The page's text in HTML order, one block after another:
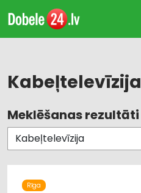
Kabeļtelevīzija
Visas nozares
Tūrisms un ceļojumi
Meklēšanas rezultāti
Rīga